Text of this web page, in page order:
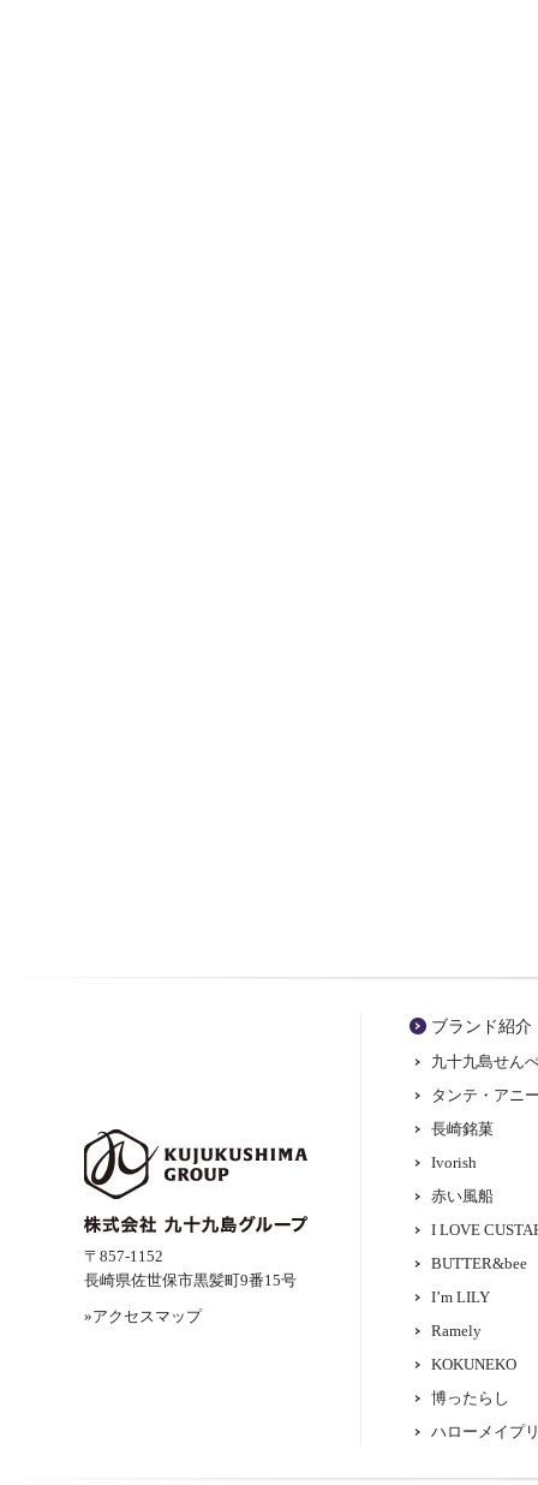
〒857-1152
長崎県佐世保市黒髪町9番15号
»アクセスマップ
ブランド紹介
九十九島せん
タンテ・アニ
長崎銘菓
Ivorish
赤い風船
I LOVE
BUTTER&bee
I’m LILY
Ramely
KOKUNEKO
博ったらし
ハローメイプ